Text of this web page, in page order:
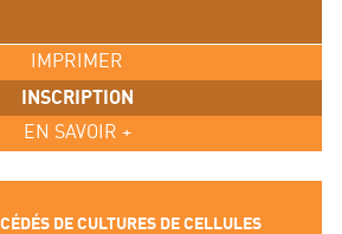
IMPRIMER
INSCRIPTION
EN SAVOIR +
DE CULTURES DE CELLULES